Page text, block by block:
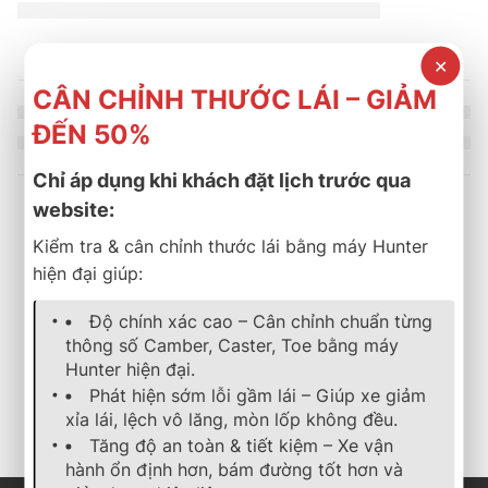
Sản phẩm tương tự
lốp xe bridgestone ,turanza , mới nhất
LỐP XE BRIDGESTONE 205/55R17 TURANZA T06
2.916.000₫ 2.600.000
Cần nhận báo giá mới
nhất? Nhấn vào đây để
trao đổi ngay
lốp xe,bridgestone,turanza
LỐP XE BRIDGESTONE
Cần nhận báo giá mới
nhất? Nhấn vào đây để
trao đổi ngay
✕
CÂN CHỈNH THƯỚC LÁI – GIẢM
ĐẾN 50%
Chỉ áp dụng khi khách đặt lịch trước qua
website:
Kiểm tra & cân chỉnh thước lái bằng máy Hunter
hiện đại giúp:
Độ chính xác cao – Cân chỉnh chuẩn từng
thông số Camber, Caster, Toe bằng máy
Hunter hiện đại.
Phát hiện sớm lỗi gầm lái – Giúp xe giảm
xỉa lái, lệch vô lăng, mòn lốp không đều.
Tăng độ an toàn & tiết kiệm – Xe vận
hành ổn định hơn, bám đường tốt hơn và